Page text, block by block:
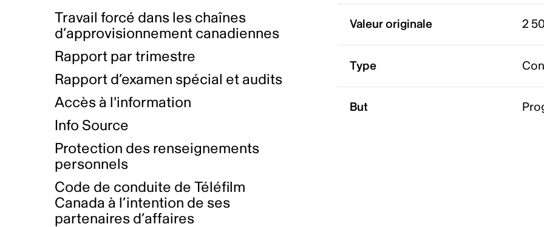
Travail forcé dans les chaînes
d’approvisionnement canadiennes
Rapport par trimestre
Rapport d’examen spécial et audits
Accès à l'information
Info Source
Protection des renseignements
personnels
Code de conduite de Téléfilm
Canada à l’intention de ses
partenaires d’affaires
Valeur originale 2
Type
But